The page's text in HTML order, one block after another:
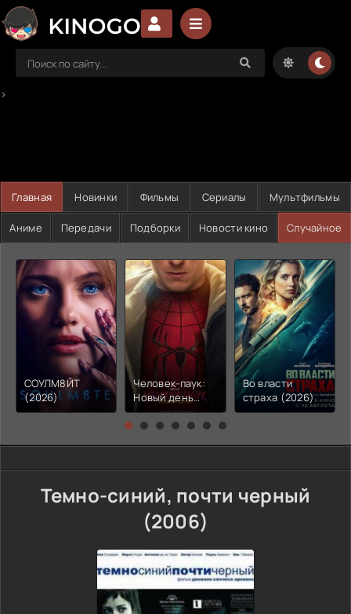
>
Главная Новинки Фильмы Сериалы Мультфильмы
Аниме Передачи Подборки Новости кино Случайное
СОУЛМ8ЙТ
(2026)
Человек-паук:
Новый день
(2026)
Во власти
страха (2026)
Темно-синий, почти черный
(2006)